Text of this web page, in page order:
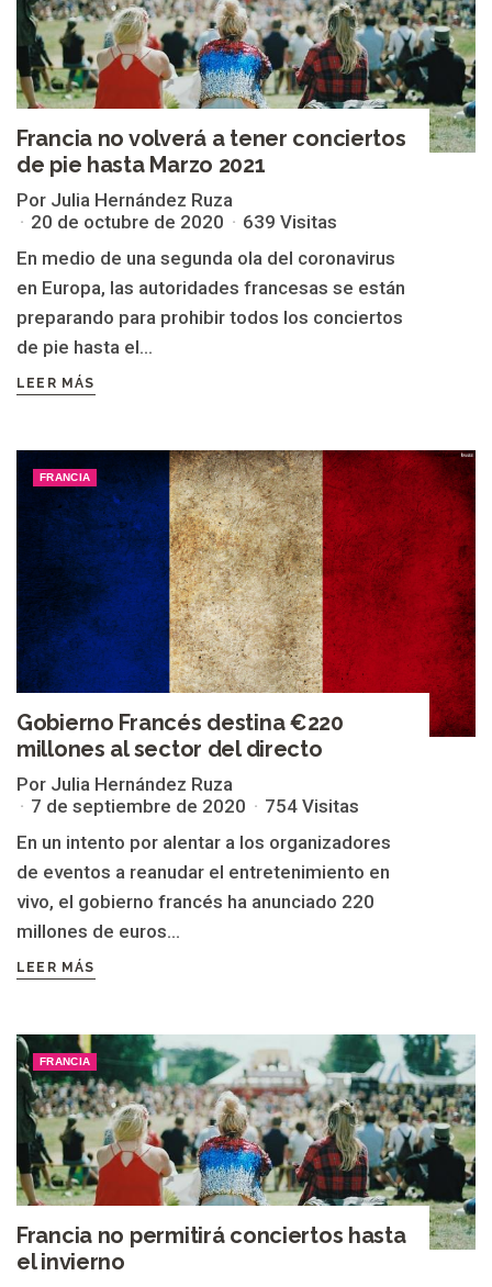
Francia no volverá a tener conciertos
de pie hasta Marzo 2021
Por Julia Hernández Ruza
20 de octubre de 2020
639 Visitas
En medio de una segunda ola del coronavirus
en Europa, las autoridades francesas se están
preparando para prohibir todos los conciertos
de pie hasta el...
LEER MÁS
FRANCIA
Gobierno Francés destina €220
millones al sector del directo
Por Julia Hernández Ruza
7 de septiembre de 2020
754 Visitas
En un intento por alentar a los organizadores
de eventos a reanudar el entretenimiento en
vivo, el gobierno francés ha anunciado 220
millones de euros...
LEER MÁS
FRANCIA
Francia no permitirá conciertos hasta
el invierno